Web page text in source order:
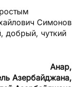
Симонов
добрый, чуткий
Анар,
Азербайджана,